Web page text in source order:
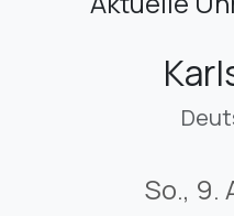
So., 9.